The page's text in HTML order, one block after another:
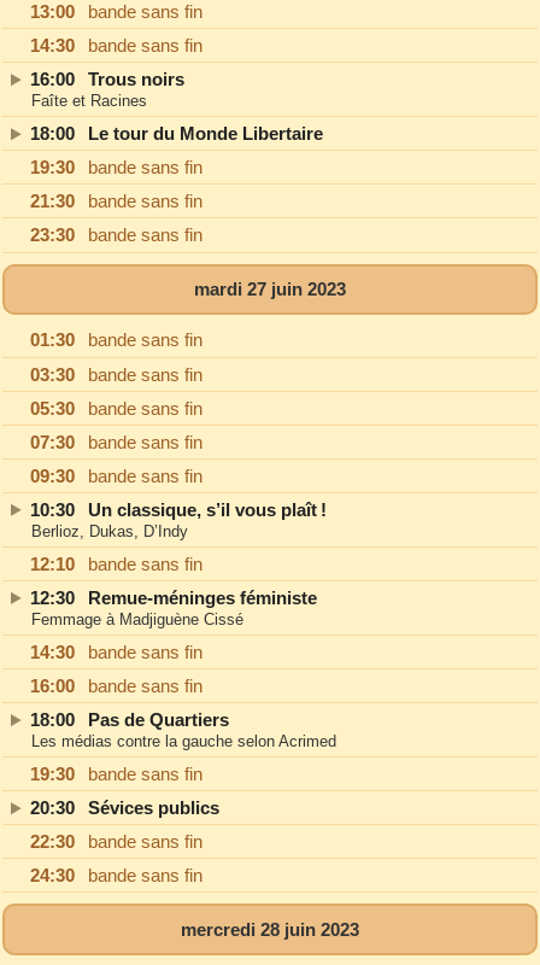
13:00
bande sans fin
14:30
bande sans fin
16:00
Trous noirs
Faîte et Racines
18:00
Le tour du Monde Libertaire
19:30
bande sans fin
21:30
bande sans fin
23:30
bande sans fin
mardi 27 juin 2023
01:30
bande sans fin
03:30
bande sans fin
05:30
bande sans fin
07:30
bande sans fin
09:30
bande sans fin
10:30
Un classique, s’il vous plaît !
Berlioz, Dukas, D’Indy
12:10
bande sans fin
12:30
Remue-méninges féministe
Femmage à Madjiguène Cissé
14:30
bande sans fin
16:00
bande sans fin
18:00
Pas de Quartiers
Les médias contre la gauche selon Acrimed
19:30
bande sans fin
20:30
Sévices publics
22:30
bande sans fin
24:30
bande sans fin
mercredi 28 juin 2023